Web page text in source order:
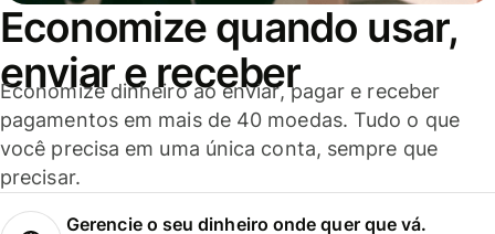
Economize quando usar,
enviar e receber
Economize dinheiro ao enviar, pagar e receber
pagamentos em mais de 40 moedas. Tudo o que
você precisa em uma única conta, sempre que
precisar.
Gerencie o seu dinheiro onde quer que vá.